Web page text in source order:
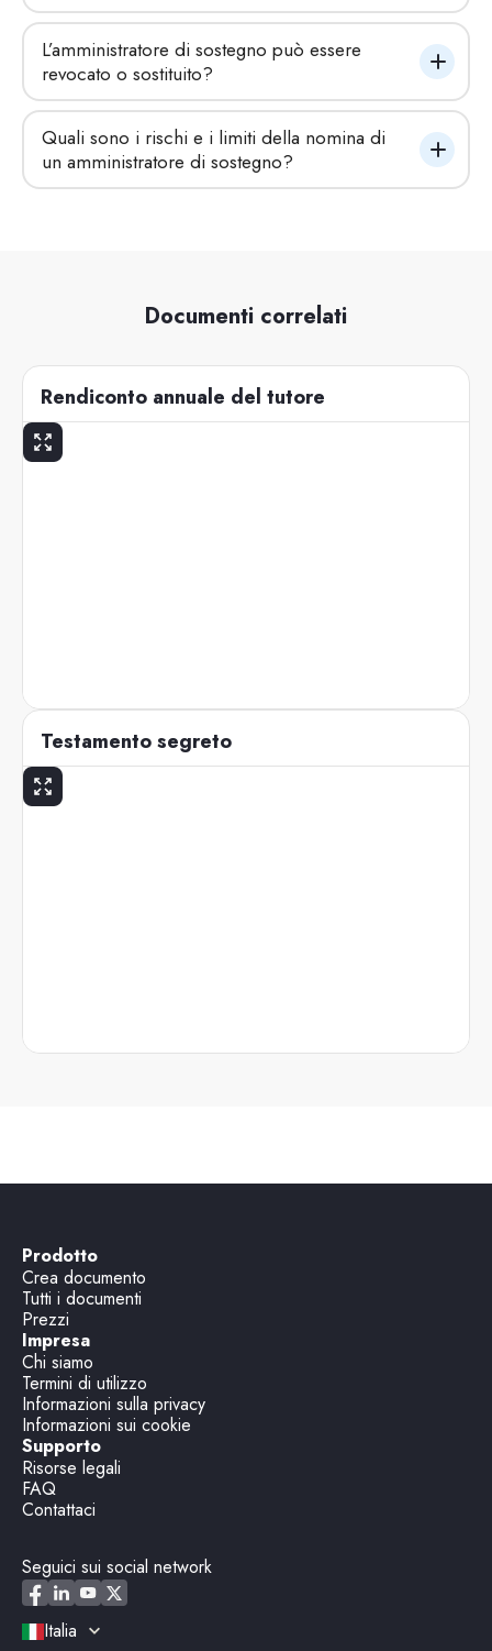
L’amministratore di sostegno può essere
revocato o sostituito?
Quali sono i rischi e i limiti della nomina di
un amministratore di sostegno?
Documenti correlati
Rendiconto annuale del tutore
Testamento segreto
Prodotto
Crea documento
Tutti i documenti
Prezzi
Impresa
Chi siamo
Termini di utilizzo
Informazioni sulla privacy
Informazioni sui cookie
Supporto
Risorse legali
FAQ
Contattaci
Seguici sui social network
Italia